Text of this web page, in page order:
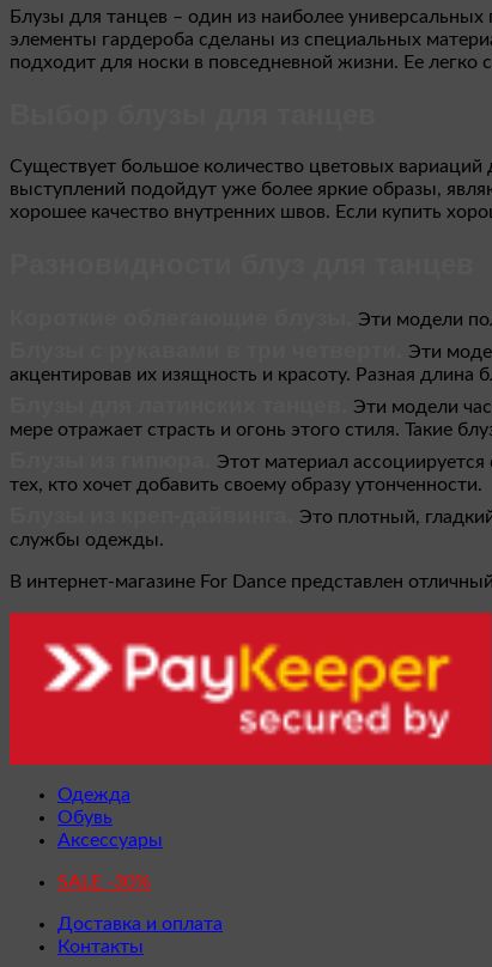
можно
выбрать
на
Блузы для танцев – один из наиболее
элементы гардероба сделаны из специальных
подходит для носки в повседневной жизни. Ее
Существует большое количество цветовых
выступлений подойдут уже более яркие образы,
хорошее качество внутренних швов. Если купить
Эти модели
Эти
акцентировав их изящность и красоту. Разная длина
Эти модели
мере отражает страсть и огонь этого стиля. Такие
Этот материал
тех, кто хочет добавить своему образу утонченности.
Это плотный,
службы одежды.
В интернет-магазине For Dance представлен
Одежда
Обувь
Аксессуары
SALE -30%
Доставка и оплата
Контакты